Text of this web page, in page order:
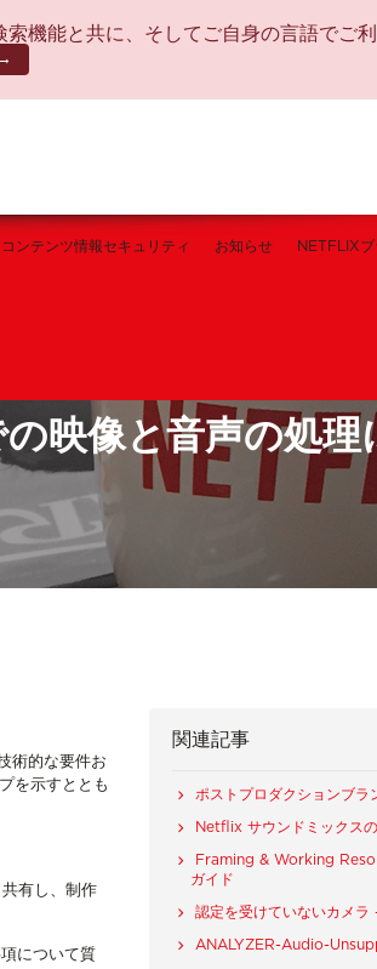
機能と共に、そしてご自身の言語でご利
コンテンツ情報セキュリティ お知らせ NETFLIX
映像と音声の処理
術的な要件お
を示すととも
有し、制作
について質
関連記事
ポストプロダクションブラ
Netflix サウンドミックス
Framing & Working
ガイド
認定を受けていないカメ
ANALYZER-Audio-